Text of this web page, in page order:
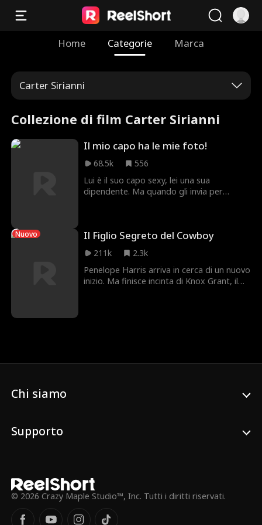
Home Categorie Marca
Carter Sirianni
Collezione di film Carter Sirianni
Il mio capo ha le mie foto!
68.5k
556
Lui è il suo capo sexy, lei una sua
dipendente. Ma quando gli invia per
Nuovo Il Figlio Segreto del Cowboy
211k
2.3k
Penelope Harris arriva in cerca di un nuovo
inizio. Ma finisce incinta di Knox Grant, il
Chi siamo
Supporto
© 2026 Crazy Maple Studio™, Inc. Tutti i diritti riservati.